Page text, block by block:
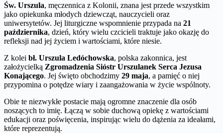
Św. Urszula, męczennica z Kolonii, znana jest przede wszystkim
jako opiekunka młodych dziewcząt, nauczycieli oraz
uniwersytetów. Jej liturgiczne wspomnienie przypada na 21
października, dzień, który wielu czcicieli traktuje jako okazję do
refleksji nad jej życiem i wartościami, które niesie.
Z kolei bł. Urszula Ledóchowska, polska zakonnica, jest
założycielką Zgromadzenia Sióstr Urszulanek Serca Jezusa
Konającego. Jej święto obchodzimy 29 maja, a pamięć o niej
przypomina o potędze wiary i zaangażowania w życie wspólnoty.
Obie te niezwykłe postacie mają ogromne znaczenie dla osób
noszących to imię. Łączą w sobie duchową opiekę z wartościami
edukacji oraz poświęcenia, inspirując wielu do dążenia za ideałami,
które reprezentują.